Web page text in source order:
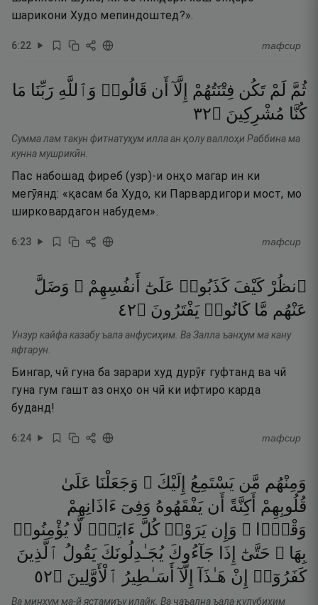
шарикони Худо мепиндоштед?».
6:22 тафсир
ثُمَّ لَمْ تَكُن فِتْنَتُهُمْ إِلَّآ أَن قَالُوا۟ وَٱللَّهِ رَبِّنَا مَا
كُنَّا مُشْرِكِينَ ۝٢٣
Сумма лам такун фитнатуҳум илла ан қолу валлоҳи Раббина ма
кунна мушрикӣн.
Пас набошад фиреб (узр)-и онҳо магар ин ки
мегӯянд: «қасам ба Худо, ки Парвардигори мост, мо
ширковардагон набудем».
6:23 тафсир
ٱنظُرْ كَيْفَ كَذَبُوا۟ عَلَىٰٓ أَنفُسِهِمْ ۚ وَضَلَّ
عَنْهُم مَّا كَانُوا۟ يَفْتَرُونَ ۝٢٤
Унзур кайфа казабу ъала анфусиҳим. Ва Залла ъанҳум ма кану
яфтарун.
Бингар, чӣ гуна ба зарари худ дурӯғ гуфтанд ва чӣ
гуна гум гашт аз онҳо он чӣ ки ифтиро карда
буданд!
6:24 тафсир
وَمِنْهُم مَّن يَسْتَمِعُ إِلَيْكَ ۖ وَجَعَلْنَا عَلَىٰ
قُلُوبِهِمْ أَكِنَّةً أَن يَفْقَهُوهُ وَفِىٓ ءَاذَانِهِمْ
وَقْرًۭا ۚ وَإِن يَرَوْا۟ كُلَّ ءَايَةٍۢ لَّا يُؤْمِنُوا۟
بِهَا ۚ حَتَّىٰٓ إِذَا جَآءُوكَ يُجَـٰدِلُونَكَ يَقُولُ ٱلَّذِينَ
كَفَرُوٓا۟
إِنْ هَـٰذَآ إِلَّآ أَسَـٰطِيرُ ٱلْأَوَّلِينَ ۝٢٥
Ва минҳум ма-й ястамиъу илайк. Ва ҷаъална ъала қулубиҳим